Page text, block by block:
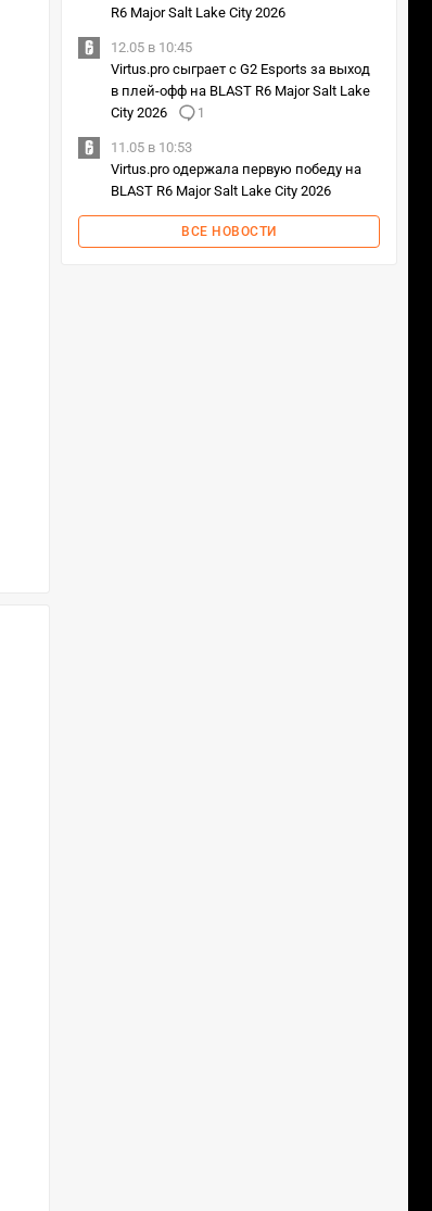
R6 Major Salt Lake City 2026
12.05 в 10:45
Virtus.pro сыграет с G2 Esports за выход
в плей-офф на BLAST R6 Major Salt Lake
City 2026
1
11.05 в 10:53
Virtus.pro одержала первую победу на
BLAST R6 Major Salt Lake City 2026
ВСЕ НОВОСТИ